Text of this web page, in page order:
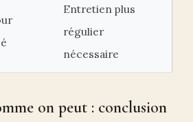
Entretien plus
régulier
nécessaire
on peut : conclusion